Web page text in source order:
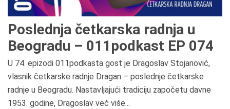
Poslednja četkarska radnja u
Beogradu – 011podkast EP 074
U 74. epizodi 011podkasta gost je Dragoslav Stojanović,
vlasnik četkarske radnje Dragan – poslednje četkarske
radnje u Beogradu. Nastavljajući tradiciju započetu davne
1953. godine, Dragoslav već više...